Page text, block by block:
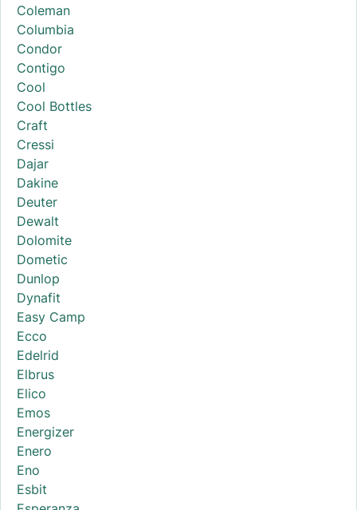
Coleman
Columbia
Condor
Contigo
Cool
Cool Bottles
Craft
Cressi
Dajar
Dakine
Deuter
Dewalt
Dolomite
Dometic
Dunlop
Dynafit
Easy Camp
Ecco
Edelrid
Elbrus
Elico
Emos
Energizer
Enero
Eno
Esbit